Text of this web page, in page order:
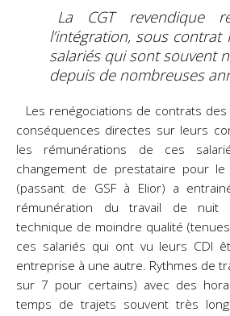
La CGT revendique
l’intégration, sous contrat
salariés qui sont souvent
depuis de nombreuses
Les renégociations de contrats
conséquences directes sur leurs
les rémunérations de ces
changement de prestataire pour
(passant de GSF à Elior) a
rémunération du travail de nuit
technique de moindre qualité
ces salariés qui ont vu leurs CDI
entreprise à une autre. Rythmes de
sur 7 pour certains) avec des
temps de trajets souvent très